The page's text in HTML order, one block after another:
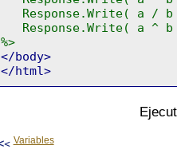
Response.Write( a / b
Response.Write( a ^ b
%>
</body>
</html>
Variables